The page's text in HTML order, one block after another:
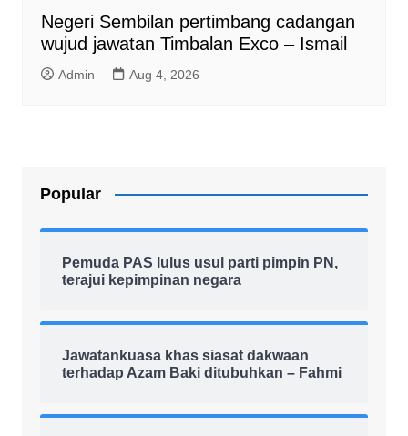
Negeri Sembilan pertimbang cadangan
wujud jawatan Timbalan Exco – Ismail
Admin Aug 4, 2026
Popular
Pemuda PAS lulus usul parti pimpin PN,
terajui kepimpinan negara
Jawatankuasa khas siasat dakwaan
terhadap Azam Baki ditubuhkan – Fahmi